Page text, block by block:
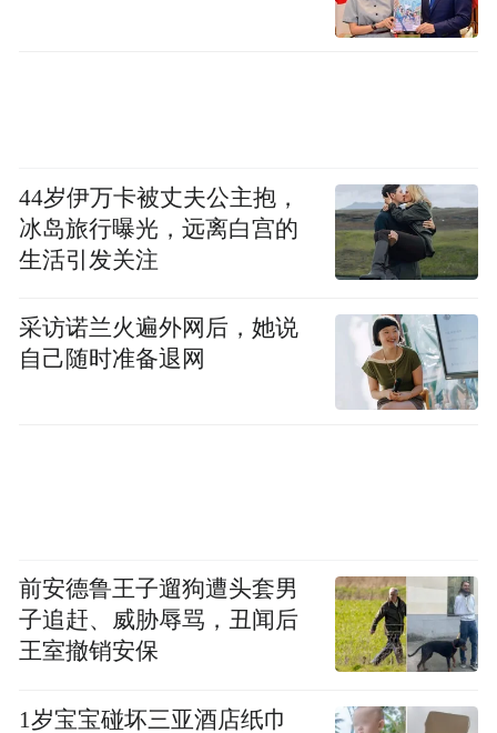
44岁伊万卡被丈夫公主抱，
冰岛旅行曝光，远离白宫的
生活引发关注
采访诺兰火遍外网后，她说
自己随时准备退网
前安德鲁王子遛狗遭头套男
子追赶、威胁辱骂，丑闻后
王室撤销安保
1岁宝宝碰坏三亚酒店纸巾